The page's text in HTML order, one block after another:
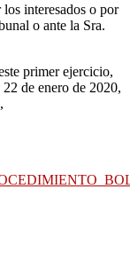
interesados o por
o ante la Sra.
primer ejercicio,
de enero de 2020,